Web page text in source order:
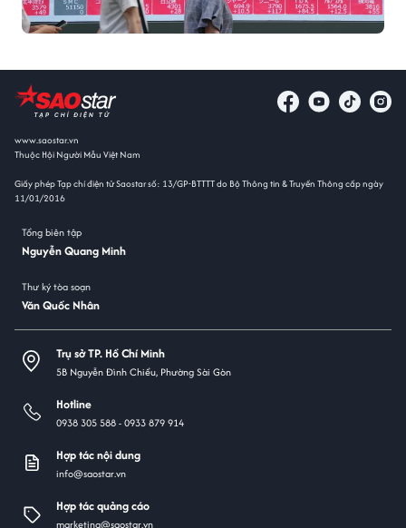
www.saostar.vn
Thuộc Hội Người Mẫu Việt Nam
Giấy phép Tạp chí điện tử Saostar số: 13/GP-BTTTT do Bộ Thông tin & Truyền Thông cấp ngày
11/01/2016
Tổng biên tập
Nguyễn Quang Minh
Thư ký tòa soạn
Văn Quốc Nhân
Trụ sở TP. Hồ Chí Minh
5B Nguyễn Đình Chiểu, Phường Sài Gòn
Hotline
0938 305 588 -0933 879 914
Hợp tác nội dung
info@saostar.vn
Hợp tác quảng cáo
marketing@saostar.vn